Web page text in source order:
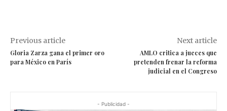
Previous article
Gloria Zarza gana el primer oro
para México en París
Next article
AMLO critica a jueces que
pretenden frenar la reforma
judicial en el Congreso
- Publicidad -